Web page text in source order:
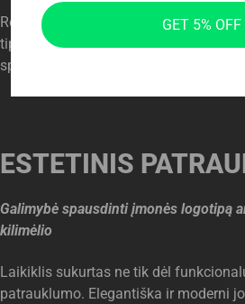
Reguliuojama konstrukcija leidžia
tipo treniruočių kilimėlius, todėl jį
sporto salėse.
ESTETINIS
Galimybė spausdinti įmonės logotipą
kilimėlio
Laikiklis sukurtas ne tik dėl
patrauklumo. Elegantiška ir moderni
GET 5% OFF